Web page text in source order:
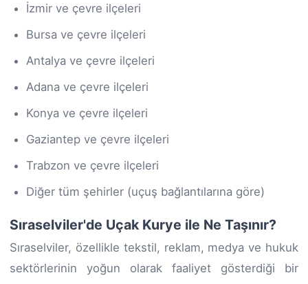
İzmir ve çevre ilçeleri
Bursa ve çevre ilçeleri
Antalya ve çevre ilçeleri
Adana ve çevre ilçeleri
Konya ve çevre ilçeleri
Gaziantep ve çevre ilçeleri
Trabzon ve çevre ilçeleri
Diğer tüm şehirler (uçuş bağlantılarına göre)
Sıraselviler'de Uçak Kurye ile Ne Taşınır?
Sıraselviler, özellikle tekstil, reklam, medya ve hukuk
sektörlerinin yoğun olarak faaliyet gösterdiği bir